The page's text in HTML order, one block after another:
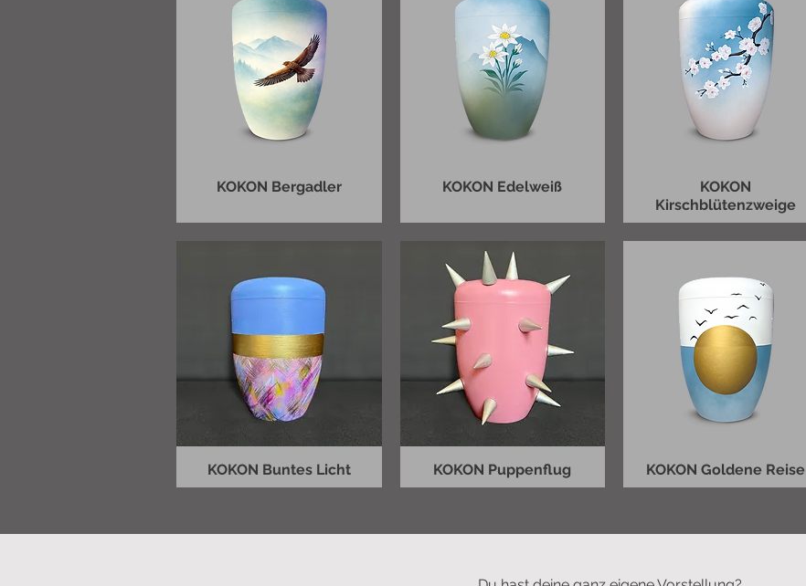
KOKON Bergadler KOKON Edelweiß
KOKON
Kirschblütenzweige
KOKON Buntes Licht KOKON Puppenflug KOKON Goldene Reise